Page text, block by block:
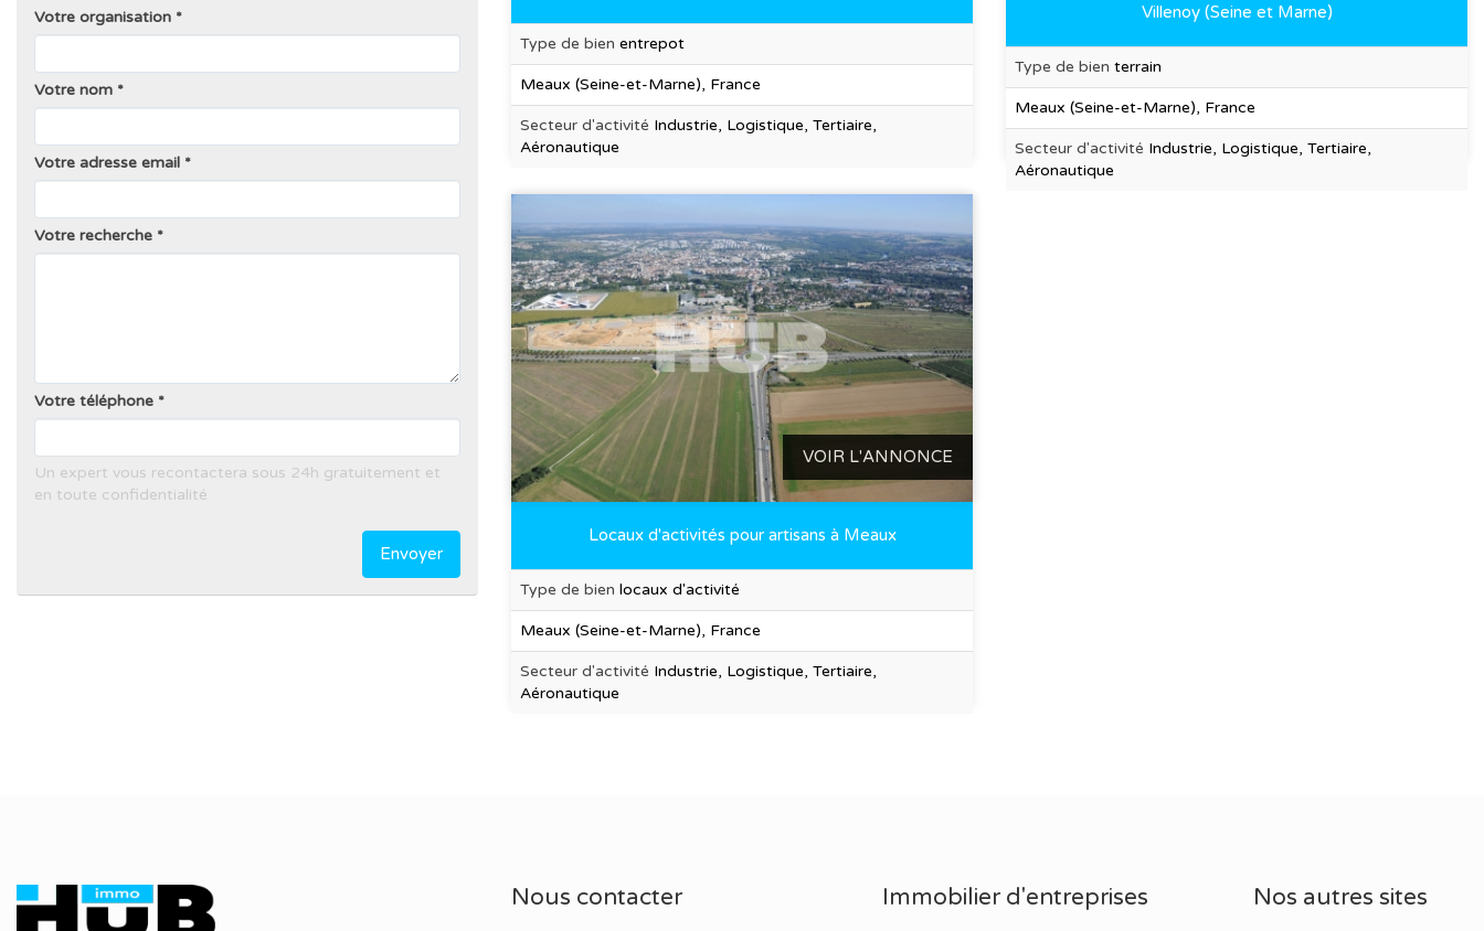
Votre organisation
Votre nom
Votre adresse email
Votre recherche
Votre téléphone
Un expert vous recontactera sous 24h gratuitement et
en toute confidentialité
Envoyer
Type de bien entrepot
Meaux (Seine-et-Marne), France
Secteur d'activité Industrie, Logistique, Tertiaire,
Aéronautique
Villenoy (Seine et Marne)
Type de bien terrain
Meaux (Seine-et-Marne), France
Secteur d'activité Industrie, Logistique, Tertiaire,
Aéronautique
VOIR L'ANNONCE
Locaux d'activités pour artisans à Meaux
Type de bien locaux d'activité
Meaux (Seine-et-Marne), France
Secteur d'activité Industrie, Logistique, Tertiaire,
Aéronautique
Nous contacter Immobilier d'entreprises Nos autres sites